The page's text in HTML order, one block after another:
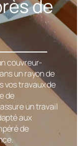
de
couvreur-
un rayon de
vos travaux de
de
un travail
aux
de